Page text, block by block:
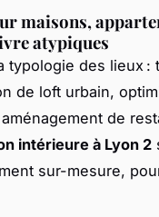
maisons,
atypiques
typologie des lieux :
de loft urbain,
de
intérieure à Lyon 2
sur-mesure,